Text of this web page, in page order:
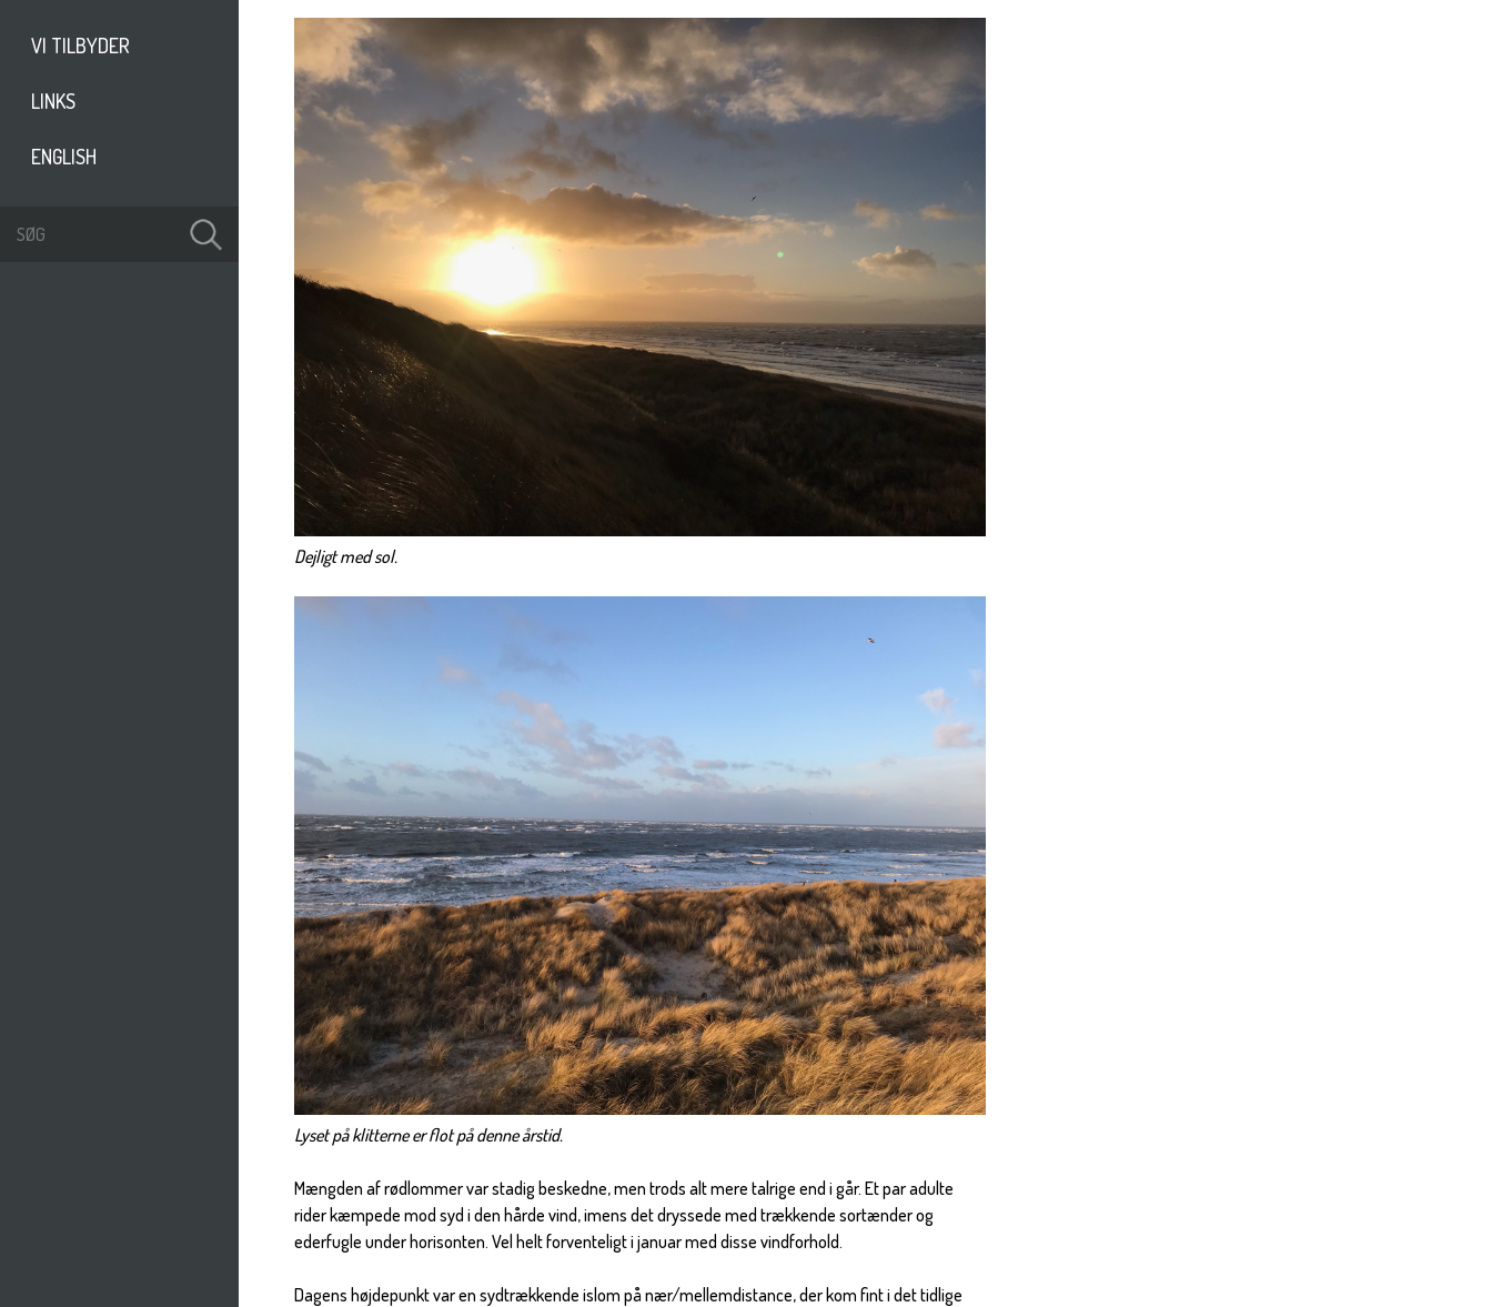
VI TILBYDER
LINKS
ENGLISH
Dejligt med sol.
Lyset på klitterne er flot på denne årstid.
Mængden af rødlommer var stadig beskedne, men trods alt mere talrige end i går. Et par adulte
rider kæmpede mod syd i den hårde vind, imens det dryssede med trækkende sortænder og
ederfugle under horisonten. Vel helt forventeligt i januar med disse vindforhold.
Dagens højdepunkt var en sydtrækkende islom på nær/mellemdistance, der kom fint i det tidlige